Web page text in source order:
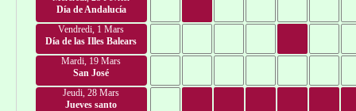
Día de Andalucía
Vendredi, 1 Mars
Día de las Illes Balears
Mardi, 19 Mars
San José
Jeudi, 28 Mars
Jueves santo